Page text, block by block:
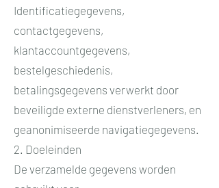
Identificatiegegevens,
contactgegevens,
klantaccountgegevens,
bestelgeschiedenis,
betalingsgegevens verwerkt door
beveiligde externe dienstverleners, en
geanonimiseerde navigatiegegevens.
2. Doeleinden
De verzamelde gegevens worden